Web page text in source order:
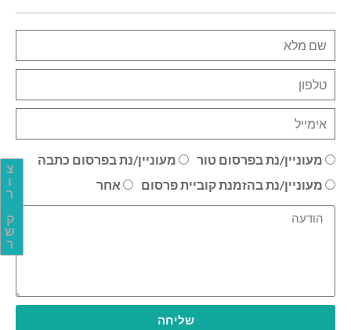
צ
ו
ר
ק
ש
ר
מעוניין/נת בפרסום טור
מעוניין/נת בפרסום כתבה
מעוניין/נת בהזמנת קוביית פרסום
אחר
שליחה